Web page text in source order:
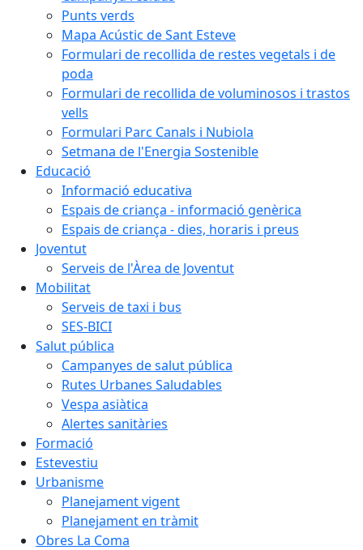
Punts verds
Mapa Acústic de Sant Esteve
Formulari de recollida de restes vegetals i de
poda
Formulari de recollida de voluminosos i trastos
vells
Formulari Parc Canals i Nubiola
Setmana de l'Energia Sostenible
Educació
Informació educativa
Espais de criança - informació genèrica
Espais de criança - dies, horaris i preus
Joventut
Serveis de l'Àrea de Joventut
Mobilitat
Serveis de taxi i bus
SES-BICI
Salut pública
Campanyes de salut pública
Rutes Urbanes Saludables
Vespa asiàtica
Alertes sanitàries
Formació
Estevestiu
Urbanisme
Planejament vigent
Planejament en tràmit
Obres La Coma